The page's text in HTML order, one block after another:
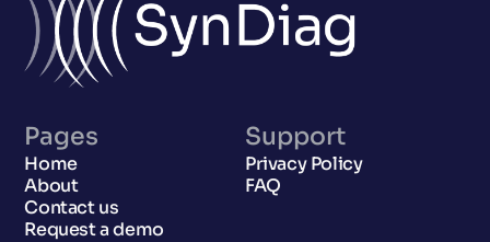
Pages
Home
About
Contact us
Request a demo
Support
Privacy Policy
FAQ